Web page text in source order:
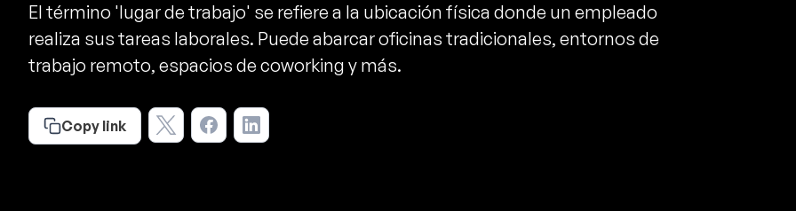
El término 'lugar de trabajo' se refiere a la ubicación física donde un empleado
realiza sus tareas laborales. Puede abarcar oficinas tradicionales, entornos de
trabajo remoto, espacios de coworking y más.
Copy link